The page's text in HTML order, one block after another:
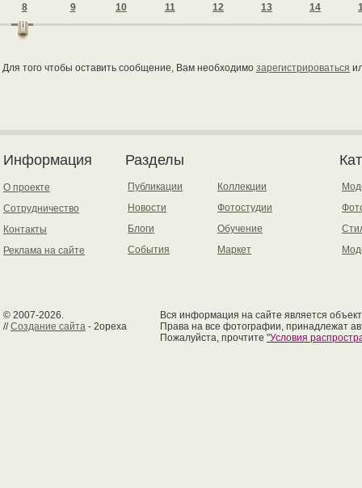
8 9 10 11 12 13 14
Для того чтобы оставить сообщение, Вам необходимо зарегистрироваться
Информация
О проекте
Сотрудничество
Контакты
Реклама на сайте
Разделы
Публикации
Новости
Блоги
События
Коллекции
Фотостудии
Обучение
Маркет
© 2007-2026.
//Создание сайта - 2opexa
Вся информация на сайте является
Права на все фотографии, принадлежат
Пожалуйста, прочтите "Условия